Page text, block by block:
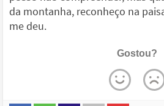
da montanha, reconheço na
me deu.
Gostou?